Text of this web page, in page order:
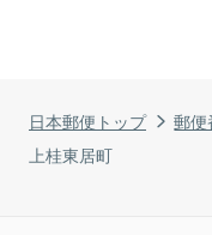
日本郵便トップ 郵
上桂東居町